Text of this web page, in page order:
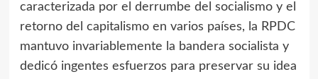
caracterizada por el derrumbe del socialismo y el
retorno del capitalismo en varios países, la RPDC
mantuvo invariablemente la bandera socialista y
dedicó ingentes esfuerzos para preservar su idea